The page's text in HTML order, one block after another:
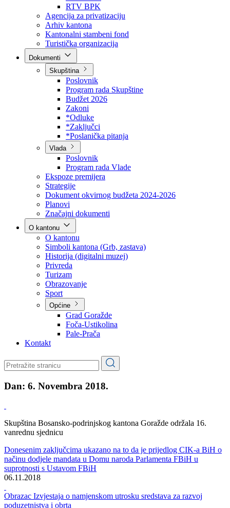
Direkcija za šumarstvo
Javna preduzeća
BPK šume
RTV BPK
Agencija za privatizaciju
Arhiv kantona
Kantonalni stambeni fond
Turistička organizacija
Skupština
Poslovnik
Program rada Skupštine
Budžet 2026
Zakoni
*Odluke
*Zaključci
*Poslanička pitanja
Vlada
Poslovnik
Program rada Vlade
Ekspoze premijera
Strategije
Dokument okvirnog budžeta 2024-2026
Planovi
Značajni dokumenti
O kantonu
O kantonu
Simboli kantona (Grb, zastava)
Historija (digitalni muzej)
Privreda
Turizam
Obrazovanje
Općine
Pale-Prača
Kontakt